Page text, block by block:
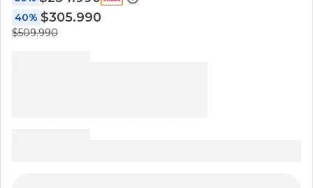
40% $305.990
$509.990